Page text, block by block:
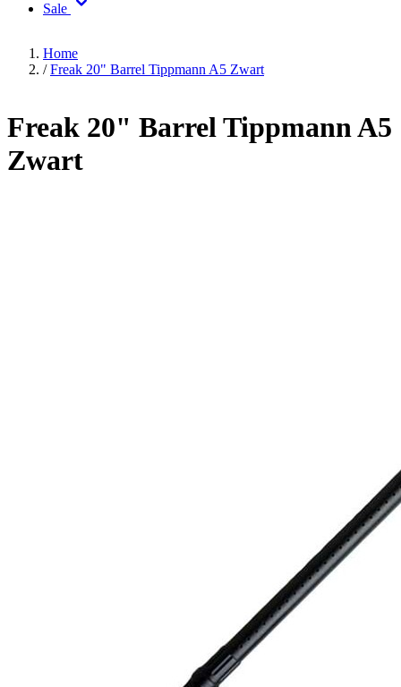
Sale
Home
/ Freak 20" Barrel Tippmann A5 Zwart
Freak 20" Barrel Tippmann A5
Zwart